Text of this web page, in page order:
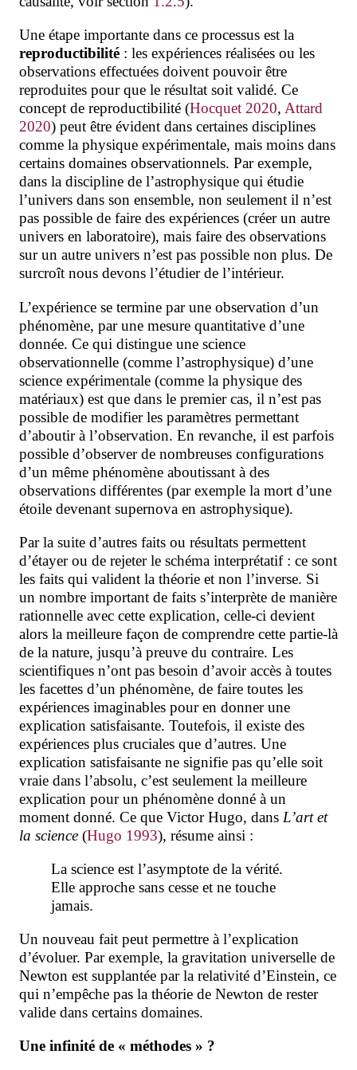
Une étape importante dans ce processus est la
reproductibilité : les expériences réalisées ou les
observations effectuées doivent pouvoir être
reproduites pour que le résultat soit validé. Ce
concept de reproductibilité (Hocquet 2020, Attard
2020) peut être évident dans certaines disciplines
comme la physique expérimentale, mais moins dans
certains domaines observationnels. Par exemple,
dans la discipline de l’astrophysique qui étudie
l’univers dans son ensemble, non seulement il n’est
pas possible de faire des expériences (créer un autre
univers en laboratoire), mais faire des observations
sur un autre univers n’est pas possible non plus. De
surcroît nous devons l’étudier de l’intérieur.
L’expérience se termine par une observation d’un
phénomène, par une mesure quantitative d’une
donnée. Ce qui distingue une science
observationnelle (comme l’astrophysique) d’une
science expérimentale (comme la physique des
matériaux) est que dans le premier cas, il n’est pas
possible de modifier les paramètres permettant
d’aboutir à l’observation. En revanche, il est parfois
possible d’observer de nombreuses configurations
d’un même phénomène aboutissant à des
observations différentes (par exemple la mort d’une
étoile devenant supernova en astrophysique).
Par la suite d’autres faits ou résultats permettent
d’étayer ou de rejeter le schéma interprétatif : ce sont
les faits qui valident la théorie et non l’inverse. Si
un nombre important de faits s’interprète de manière
rationnelle avec cette explication, celle-ci devient
alors la meilleure façon de comprendre cette partie-là
de la nature, jusqu’à preuve du contraire. Les
scientifiques n’ont pas besoin d’avoir accès à toutes
les facettes d’un phénomène, de faire toutes les
expériences imaginables pour en donner une
explication satisfaisante. Toutefois, il existe des
expériences plus cruciales que d’autres. Une
explication satisfaisante ne signifie pas qu’elle soit
vraie dans l’absolu, c’est seulement la meilleure
explication pour un phénomène donné à un
moment donné. Ce que Victor Hugo, dans L’art et
la science (Hugo 1993), résume ainsi :
La science est l’asymptote de la vérité.
Elle approche sans cesse et ne touche
jamais.
Un nouveau fait peut permettre à l’explication
d’évoluer. Par exemple, la gravitation universelle de
Newton est supplantée par la relativité d’Einstein, ce
qui n’empêche pas la théorie de Newton de rester
valide dans certains domaines.
Une infinité de « méthodes » ?